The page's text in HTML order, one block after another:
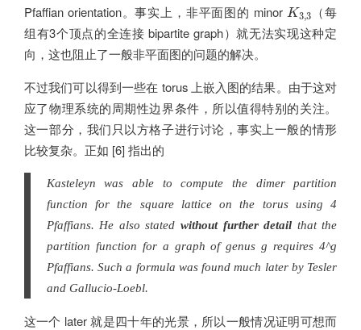
Pfaffian orientation。事实上，非平面图的 minor K3,3
K3 ,3 （每
组有3个顶点的全连接 bipartite graph）就无法实现这种定
向，这也阻止了一般非平面图的问题的解决。
不过我们可以得到一些在 torus 上嵌入图的结果。由于这对
应了物理系统的周期性边界条件，所以值得特别的关注。
这一部分，我们只以方格子进行讨论，事实上一般的情形
比较复杂。正如 [6] 指出的
Kasteleyn was able to compute the dimer partition
function for the square lattice on the torus using 4
Pfaffians. He also stated without further detail that the
partition function for a graph of genus g requires 4^g
Pfaffians. Such a formula was found much later by Tesler
and Gallucio-Loebl.
这一个 later 就是四十年的光景，所以一般情况证明可想而